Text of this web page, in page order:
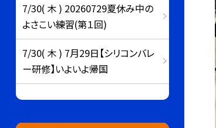
7/30( 木 ) 20260729夏休み中の
よさこい練習(第１回)
7/30( 木 ) 7月29日【シリコンバレ
ー研修】いよいよ帰国